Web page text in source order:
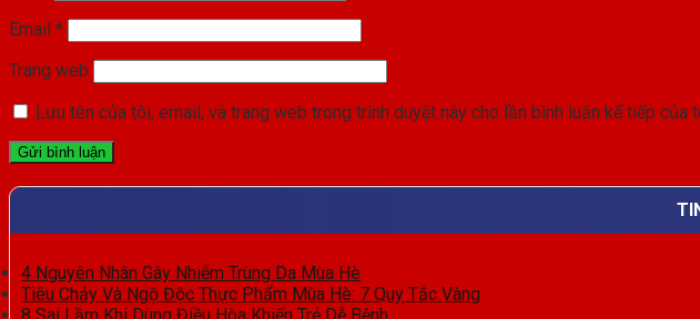
Email *
Trang web
Lưu tên của tôi, email, và trang web trong trình duyệt này cho lần bình luận kế tiếp của
4 Nguyên Nhân Gây Nhiễm Trùng Da Mùa Hè
Tiêu Chảy Và Ngộ Độc Thực Phẩm Mùa Hè: 7 Quy Tắc Vàng
8 Sai Lầm Khi Dùng Điều Hòa Khiến Trẻ Dễ Bệnh